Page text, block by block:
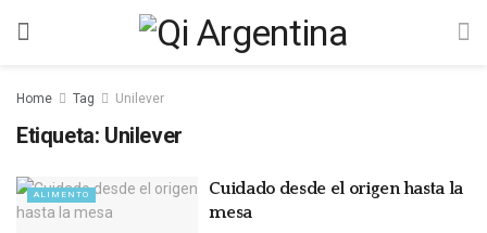
Home Tag Unilever
Etiqueta: Unilever
ALIMENTO
Cuidado desde el origen hasta la
mesa